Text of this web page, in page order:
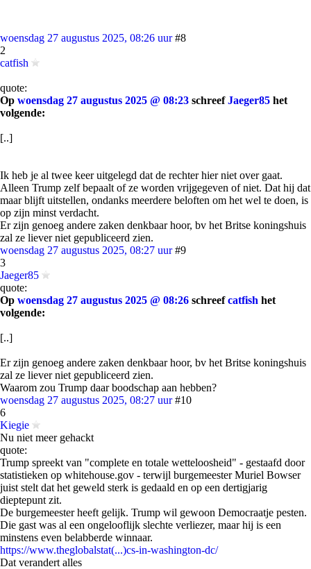
woensdag 27 augustus 2025, 08:26 uur #8
2
catfish
quote:
Op woensdag 27 augustus 2025 @ 08:23 schreefJaeger85 het
volgende:
[..]
Ik heb je al twee keer uitgelegd dat de rechter hier niet over gaat.
Alleen Trump zelf bepaalt of ze worden vrijgegeven of niet. Dat hij dat
maar blijft uitstellen, ondanks meerdere beloften om het wel te doen, is
op zijn minst verdacht.
Er zijn genoeg andere zaken denkbaar hoor, bv het Britse koningshuis
zal ze liever niet gepubliceerd zien.
woensdag 27 augustus 2025, 08:27 uur #9
3
Jaeger85
quote:
Op woensdag 27 augustus 2025 @ 08:26 schreefcatfish het
volgende:
[..]
Er zijn genoeg andere zaken denkbaar hoor, bv het Britse koningshuis
zal ze liever niet gepubliceerd zien.
Waarom zou Trump daar boodschap aan hebben?
woensdag 27 augustus 2025, 08:27 uur #10
6
Kiegie
Nu niet meer gehackt
quote:
Trump spreekt van "complete en totale wetteloosheid" - gestaafd door
statistieken op whitehouse.gov - terwijl burgemeester Muriel Bowser
juist stelt dat het geweld sterk is gedaald en op een dertigjarig
dieptepunt zit.
De burgemeester heeft gelijk. Trump wil gewoon Democraatje pesten.
Die gast was al een ongelooflijk slechte verliezer, maar hij is een
minstens even belabberde winnaar.
https://www.theglobalstat(...)cs-in-washington-dc/
Dat verandert alles